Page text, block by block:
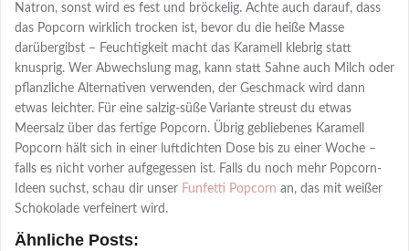
Natron, sonst wird es fest und bröckelig. Achte auch darauf, dass
das Popcorn wirklich trocken ist, bevor du die heiße Masse
darübergibst – Feuchtigkeit macht das Karamell klebrig statt
knusprig. Wer Abwechslung mag, kann statt Sahne auch Milch oder
pflanzliche Alternativen verwenden, der Geschmack wird dann
etwas leichter. Für eine salzig-süße Variante streust du etwas
Meersalz über das fertige Popcorn. Übrig gebliebenes Karamell
Popcorn hält sich in einer luftdichten Dose bis zu einer Woche –
falls es nicht vorher aufgegessen ist. Falls du noch mehr Popcorn-
Ideen suchst, schau dir unser Funfetti Popcorn an, das mit weißer
Schokolade verfeinert wird.
Ähnliche Posts: